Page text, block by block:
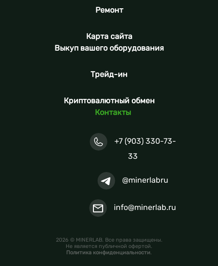
Ремонт
Карта сайта
Выкуп вашего оборудования
Трейд-ин
Криптовалютный обмен
Контакты
+7 (903) 330-73-
33
@minerlabru
info@minerlab.ru
2026 © MINERLAB. Все права защищены.
Не является публичной офертой.
Политика конфиденциальности.